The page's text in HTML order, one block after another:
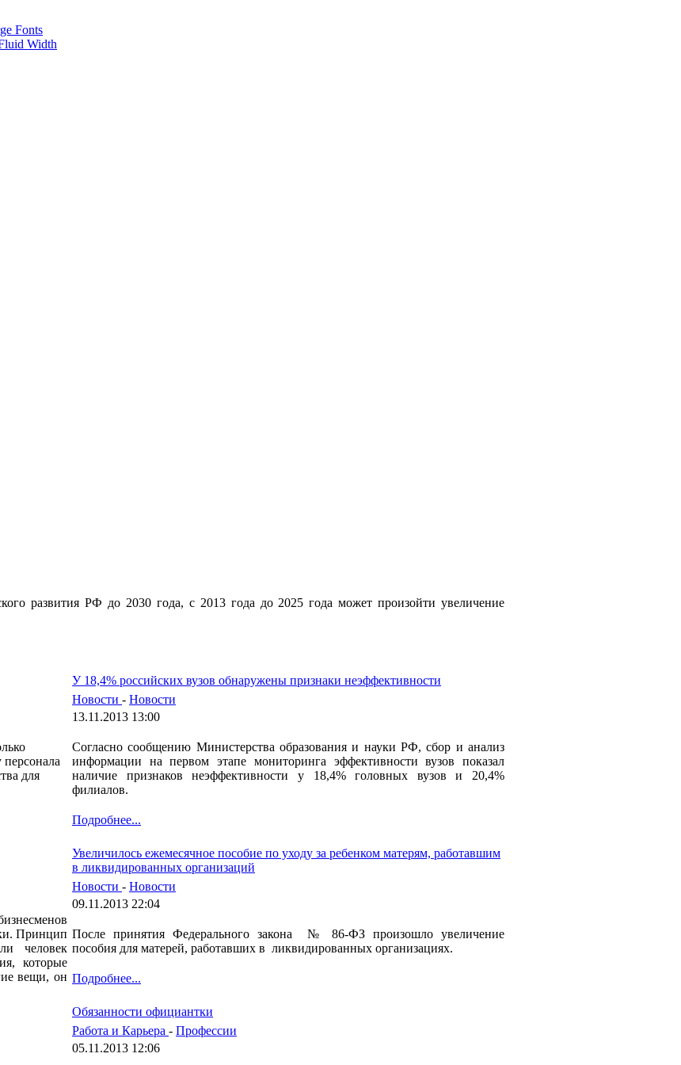
развития РФ до 2030 года, с 2013 года до 2025 года может произойти увеличение
для
Принцип
человек
которые
вещи, он
У 18,4% российских вузов обнаружены признаки неэффективности
Новости - Новости
13.11.2013 13:00
Согласно сообщению Министерства образования и науки РФ, сбор и анализ
информации на первом этапе мониторинга эффективности вузов показал
наличие признаков неэффективности у 18,4% головных вузов и 20,4%
филиалов.
Подробнее...
Увеличилось ежемесячное пособие по уходу за ребенком матерям, работавшим
в ликвидированных организаций
Новости - Новости
09.11.2013 22:04
После принятия Федерального закона № 86-ФЗ произошло увеличение
пособия для матерей, работавших в ликвидированных организациях.
Подробнее...
Обязанности официантки
Работа и Карьера - Профессии
05.11.2013 12:06